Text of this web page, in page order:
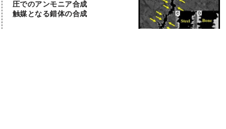
圧でのアンモニア合成
触媒となる錯体の合成